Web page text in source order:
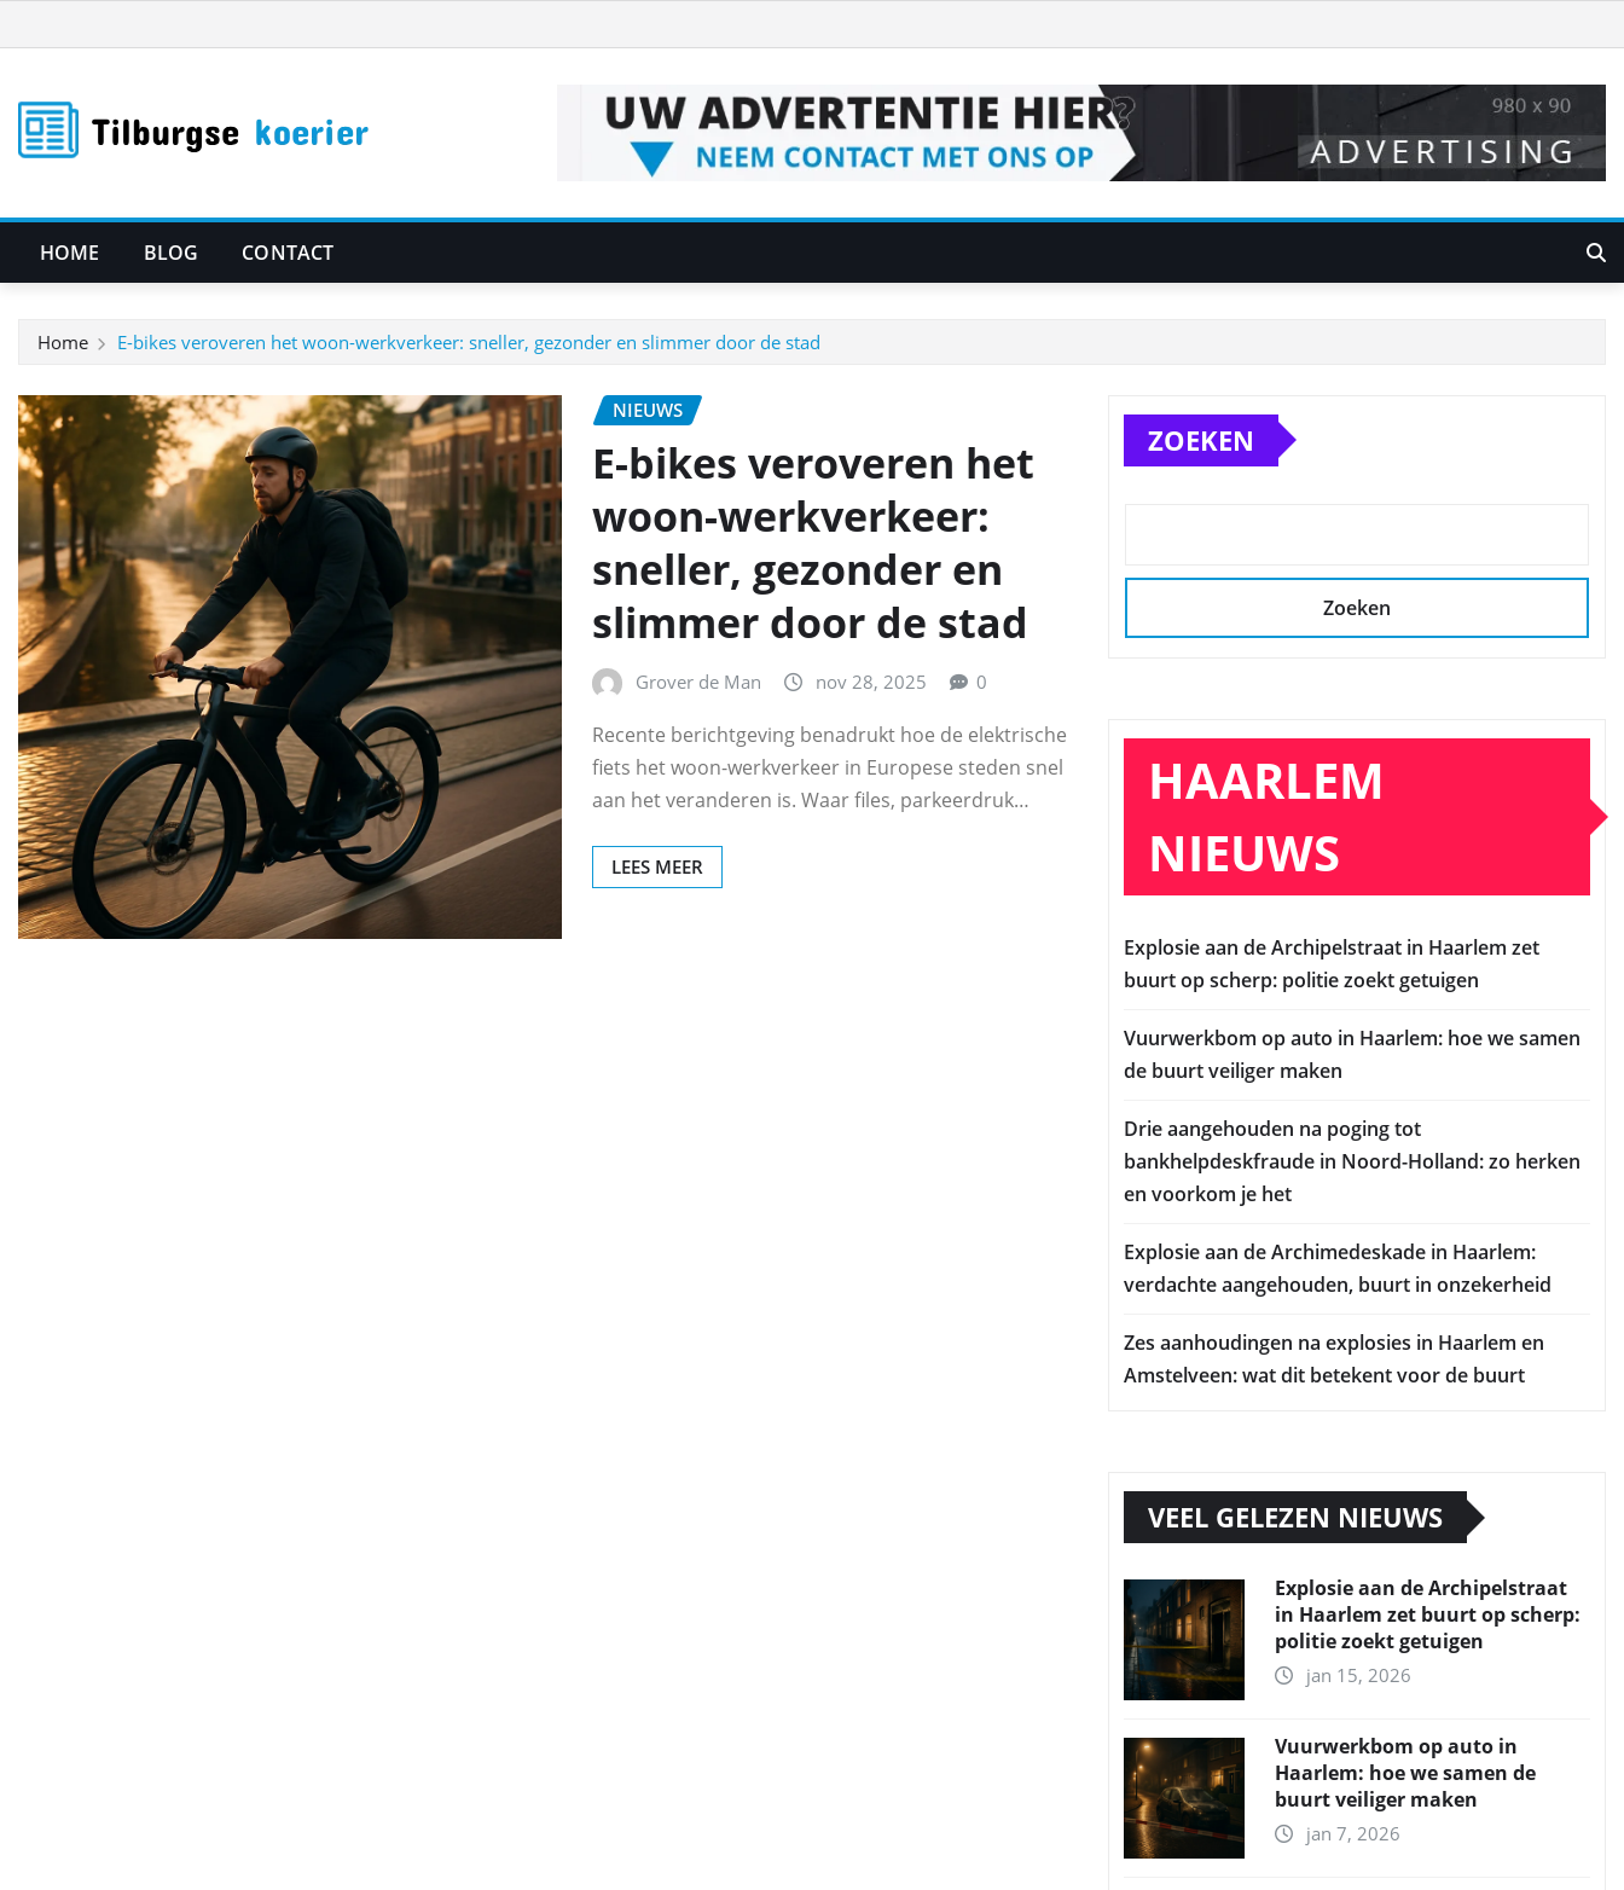
naar
inhoud
HOME BLOG CONTACT
Home E-bikes veroveren het woon-werkverkeer: sneller, gezonder en slimmer door de stad
NIEUWS
E-bikes veroveren het
woon-werkverkeer:
sneller, gezonder en
slimmer door de stad
Grover de Man nov 28, 2025 0
Recente berichtgeving benadrukt hoe de elektrische
fiets het woon-werkverkeer in Europese steden snel
aan het veranderen is. Waar files, parkeerdruk…
LEES MEER
ZOEKEN
Zoeken
HAARLEM
NIEUWS
Explosie aan de Archipelstraat in Haarlem zet
buurt op scherp: politie zoekt getuigen
Vuurwerkbom op auto in Haarlem: hoe we samen
de buurt veiliger maken
Drie aangehouden na poging tot
bankhelpdeskfraude in Noord-Holland: zo herken
en voorkom je het
Explosie aan de Archimedeskade in Haarlem:
verdachte aangehouden, buurt in onzekerheid
Zes aanhoudingen na explosies in Haarlem en
Amstelveen: wat dit betekent voor de buurt
VEEL GELEZEN NIEUWS
Explosie aan de Archipelstraat
in Haarlem zet buurt op scherp:
politie zoekt getuigen
jan 15, 2026
Vuurwerkbom op auto in
Haarlem: hoe we samen de
buurt veiliger maken
jan 7, 2026